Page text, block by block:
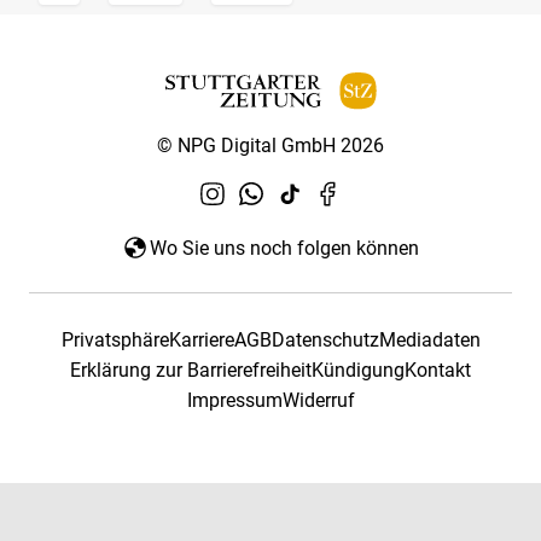
© NPG Digital GmbH 2026
Wo Sie uns noch folgen können
PrivatsphäreKarriereAGBDatenschutzMediadaten
Erklärung zur BarrierefreiheitKündigungKontakt
ImpressumWiderruf